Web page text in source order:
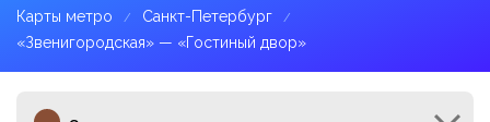
Карты метро
Санкт-Петербург
«Звенигородская» — «Гостиный двор»